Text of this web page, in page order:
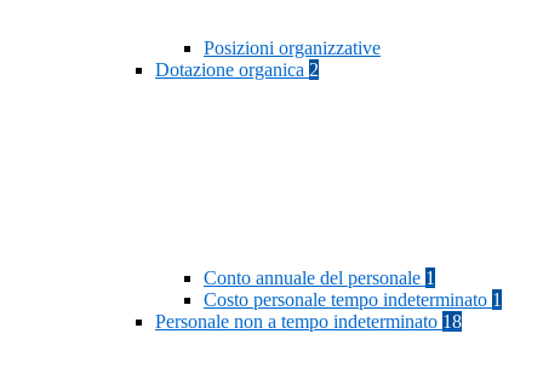
Posizioni organizzative
Dotazione organica 2
Conto annuale del personale 1
Costo personale tempo indeterminato 1
Personale non a tempo indeterminato 18